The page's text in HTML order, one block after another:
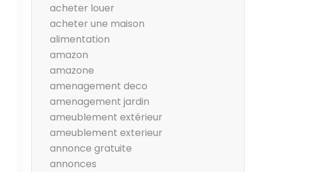
acheter louer
acheter une maison
alimentation
amazon
amazone
amenagement deco
amenagement jardin
ameublement extérieur
ameublement exterieur
annonce gratuite
annonces